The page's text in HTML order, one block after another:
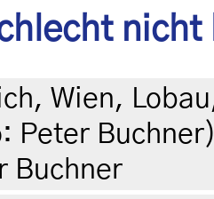
nicht
Wien,
Peter
Buchner